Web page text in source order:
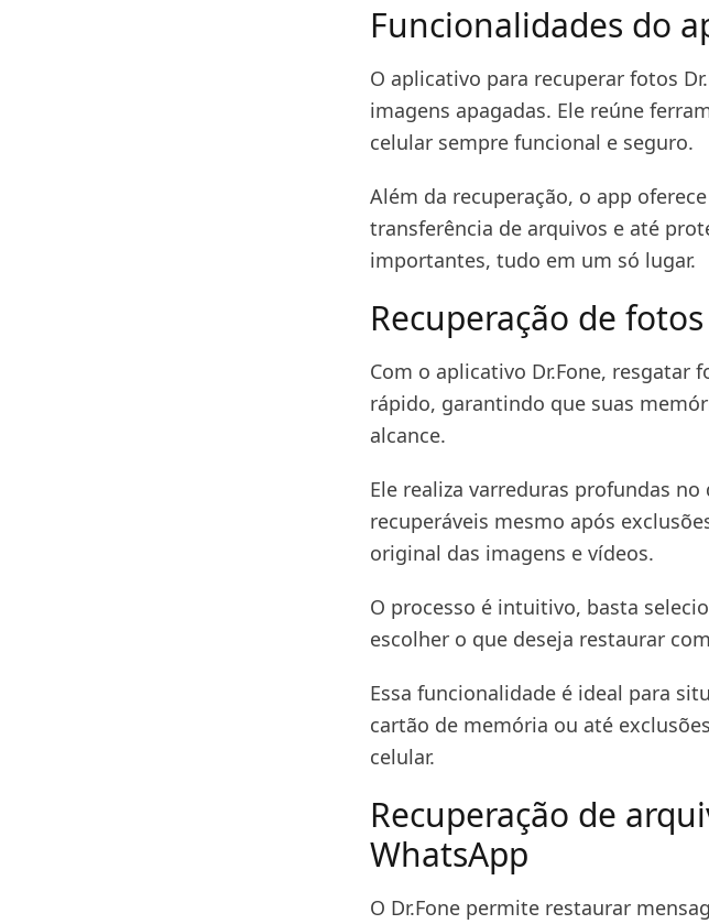
Funcionalidades do
O aplicativo para recuperar fotos
imagens apagadas. Ele reúne
celular sempre funcional e seguro.
Além da recuperação, o app
transferência de arquivos e até
importantes, tudo em um só lugar.
Recuperação de
Com o aplicativo Dr.Fone, resgatar
rápido, garantindo que suas
alcance.
Ele realiza varreduras profundas
recuperáveis mesmo após
original das imagens e vídeos.
O processo é intuitivo, basta
escolher o que deseja restaurar
Essa funcionalidade é ideal para
cartão de memória ou até
celular.
Recuperação de
WhatsApp
O Dr.Fone permite restaurar